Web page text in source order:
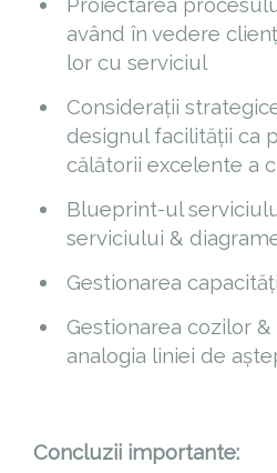
având în vedere
lor cu serviciul
Considerații
designul facilității ca
călătorii excelente a
Blueprint-ul
serviciului &
Gestionarea
Gestionarea cozilor
analogia liniei de
Concluzii importante: